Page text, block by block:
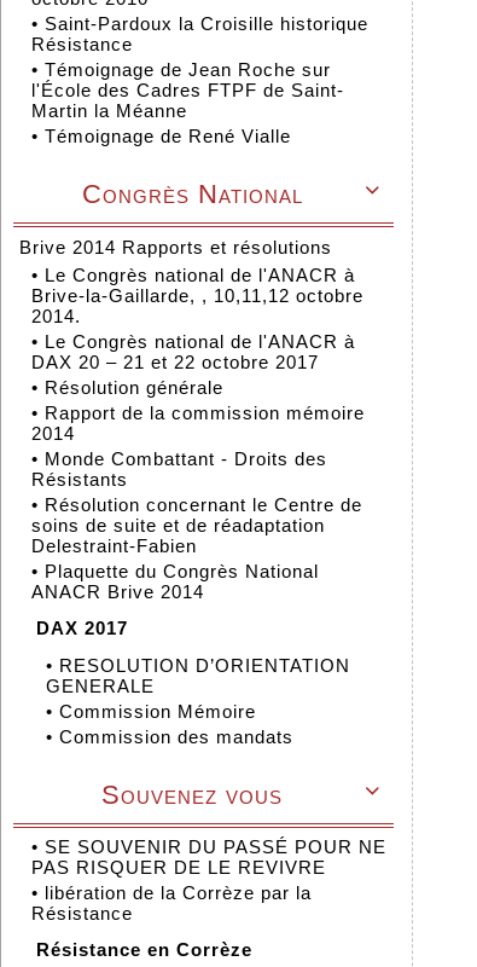
• Saint-Pardoux la Croisille historique
Résistance
• Témoignage de Jean Roche sur
l'École des Cadres FTPF de Saint-
Martin la Méanne
• Témoignage de René Vialle

Congrès National
Brive 2014 Rapports et résolutions
• Le Congrès national de l'ANACR à
Brive-la-Gaillarde, , 10,11,12 octobre
2014.
• Le Congrès national de l'ANACR à
DAX 20 – 21 et 22 octobre 2017
• Résolution générale
• Rapport de la commission mémoire
2014
• Monde Combattant - Droits des
Résistants
• Résolution concernant le Centre de
soins de suite et de réadaptation
Delestraint-Fabien
• Plaquette du Congrès National
ANACR Brive 2014
DAX 2017
• RESOLUTION D’ORIENTATION
GENERALE
• Commission Mémoire
• Commission des mandats

Souvenez vous
• SE SOUVENIR DU PASSÉ POUR NE
PAS RISQUER DE LE REVIVRE
• libération de la Corrèze par la
Résistance
Résistance en Corrèze